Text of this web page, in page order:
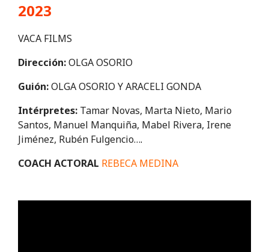
2023
VACA FILMS
Dirección:OLGA OSORIO
Guión:OLGA OSORIO Y ARACELI GONDA
Intérpretes: Tamar Novas, Marta Nieto, Mario
Santos, Manuel Manquiña, Mabel Rivera, Irene
Jiménez, Rubén Fulgencio….
COACH ACTORAL REBECA MEDINA